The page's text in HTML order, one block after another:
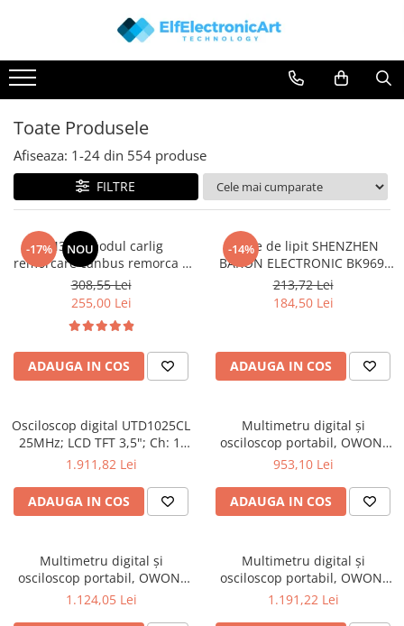
Toate Produsele
Audio
Auto
Multimetre Digitale
Surse de alimentare
Termometre
Osciloscoape
Accesorii
Osciloscoape AXIOMET
Osciloscoape FLUKE
Osciloscoape GW INSTEK
Osciloscoape HANTEK
Osciloscoape OWON
Osciloscoape Peaktech
Osciloscoape ROHDE & SCHWARZ
Toate Produsele
Afiseaza: 1-24 din 554 produse
FILTRE
-17% NOU
TM3.24 modul carlig
remorcare canbus remorca 7
sau 13 pini, 12V Universal
308,55 Lei
255,00 Lei
ADAUGA IN COS
-14%
Stație de lipit SHENZHEN
BAKON ELECTRONIC BK969,
200...480°C control analogic,
cu buton
213,72 Lei
184,50 Lei
ADAUGA IN COS
Osciloscop digital UTD1025CL
25MHz; LCD TFT 3,5"; Ch: 1;
250Msps; 12kpts compatibil
1.911,82 Lei
ADAUGA IN COS
Multimetru digital și
osciloscop portabil, OWON,
HDS242, 200mV-1kV, 200mA-
953,10 Lei
ADAUGA IN COS
Multimetru digital și
osciloscop portabil, OWON,
HDS242S, 200mV-1kV, 200mA-
1.124,05 Lei
Multimetru digital și
osciloscop portabil, OWON,
HDS272, 200mV-1kV, 200mA-
1.191,22 Lei